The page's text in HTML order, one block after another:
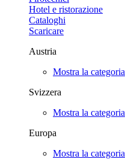
Hotel e ristorazione
Cataloghi
Scaricare
Austria
Mostra la categoria
Svizzera
Mostra la categoria
Europa
Mostra la categoria